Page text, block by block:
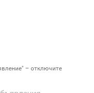
– отключите